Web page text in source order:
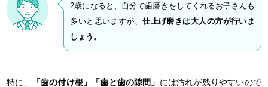
2歳になると、自分で歯磨きをしてくれるお子さんも
多いと思いますが、仕上げ磨きは大人の方が行いま
しょう。
特に、 「歯の付け根」「歯と歯の隙間」 には汚れが残りやすいので